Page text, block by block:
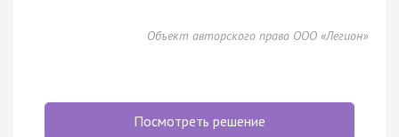
Объект авторского права ООО «Легион»
Посмотреть решение